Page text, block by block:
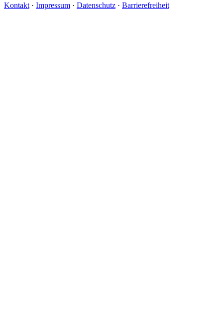
Kontakt · Impressum · Datenschutz · Barrierefreiheit